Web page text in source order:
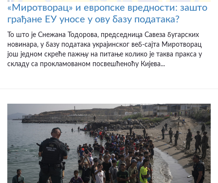
«Миротворац» и европске вредности: зашто
грађане ЕУ уносе у ову базу података?
То што је Снежана Тодорова, председница Савеза бугарских
новинара, у базу података украјинског веб-сајта Миротворац
још једном скреће пажњу на питање колико је таква пракса у
складу са прокламованом посвешћеноћу Кијева...